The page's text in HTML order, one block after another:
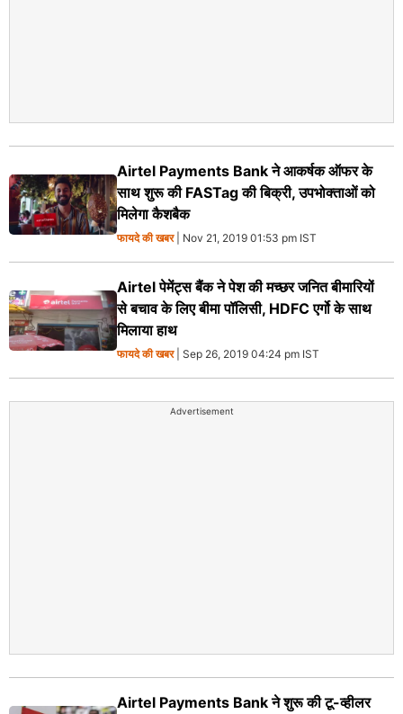
Airtel Payments Bank ने आकर्षक ऑफर के
साथ शुरू की FASTag की बिक्री, उपभोक्‍ताओं को
मिलेगा कैशबैक
फायदे की खबर| Nov 21, 2019 01:53 pm IST
Airtel पेमेंट्स बैंक ने पेश की मच्‍छर जनित बीमारियों
से बचाव के लिए बीमा पॉलिसी, HDFC एर्गो के साथ
मिलाया हाथ
फायदे की खबर| Sep 26, 2019 04:24 pm IST
Advertisement
Airtel Payments Bank ने शुरू की टू-व्‍हीलर